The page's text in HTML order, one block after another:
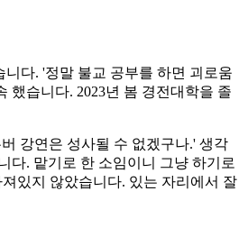
다. '정말 불교 공부를 하면 괴로움
했습니다. 2023년 봄 경전대학을 졸
강연은 성사될 수 없겠구나.' 생각
다. 맡기로 한 소임이니 그냥 하기로
있지 않았습니다. 있는 자리에서 잘